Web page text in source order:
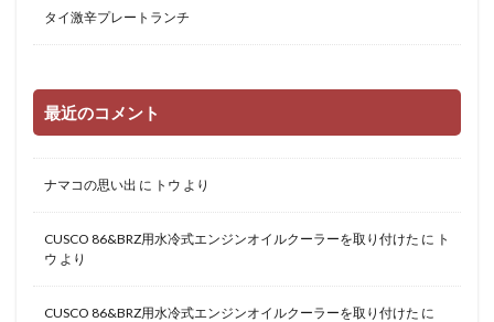
タイ激辛プレートランチ
最近のコメント
ナマコの思い出 に トウ より
CUSCO 86&BRZ用水冷式エンジンオイルクーラーを取り付けた に ト
ウ より
CUSCO 86&BRZ用水冷式エンジンオイルクーラーを取り付けた に